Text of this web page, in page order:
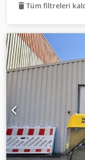
Tüm filtreleri